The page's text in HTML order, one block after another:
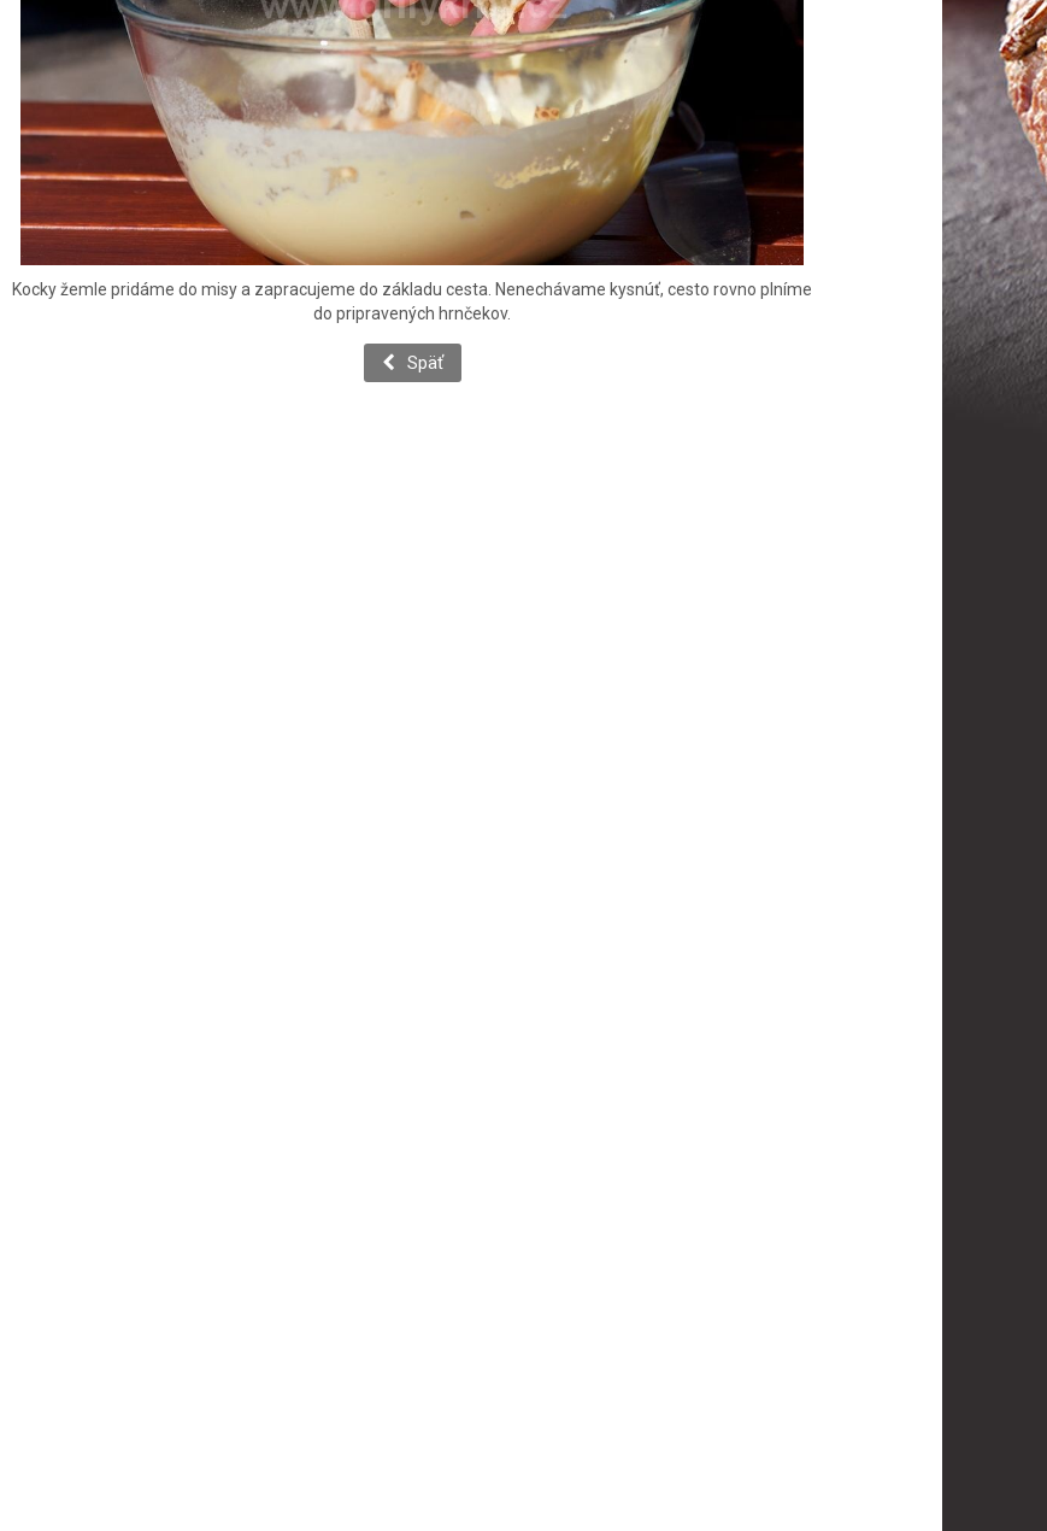
Kocky žemle pridáme do misy a zapracujeme do základu cesta. Nenechávame kysnúť, cesto rovno plníme
do pripravených hrnčekov.
Späť